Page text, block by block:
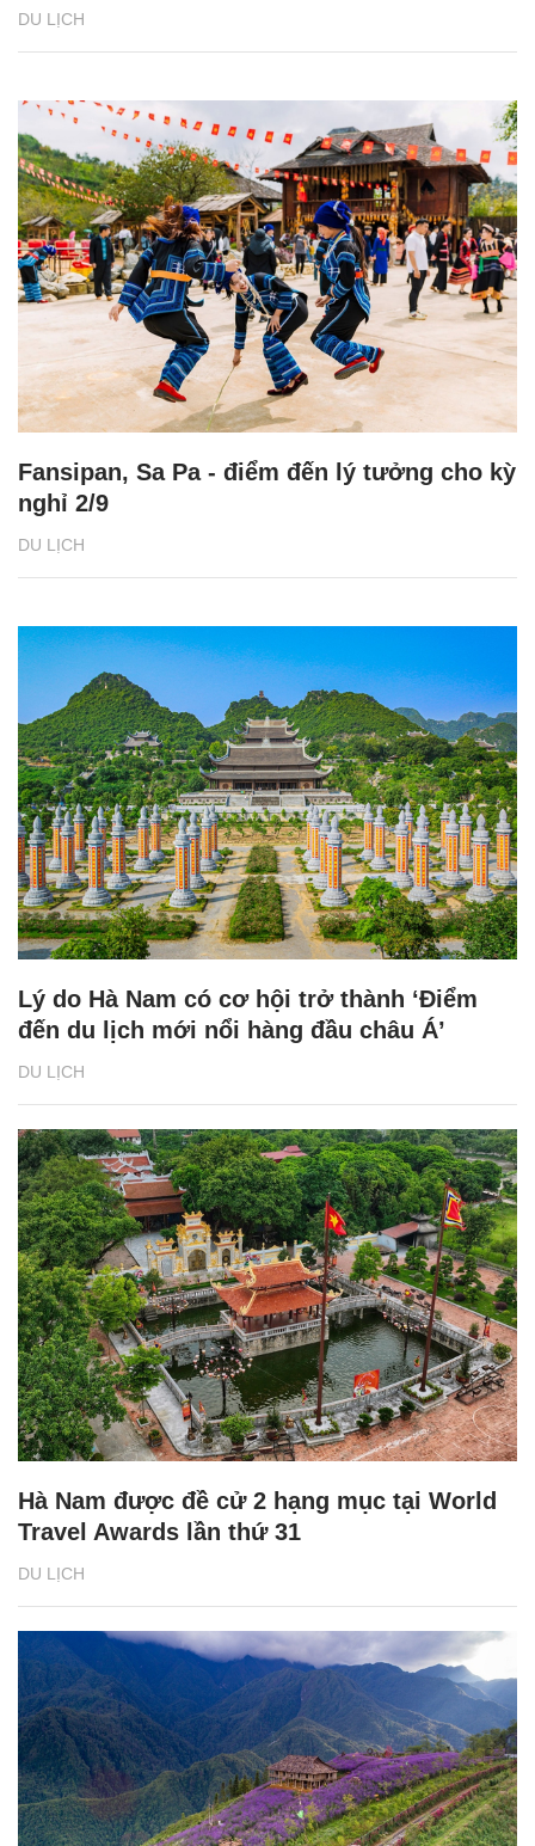
DU LỊCH
DU LỊCH
Fansipan, Sa Pa - điểm đến lý tưởng cho kỳ
nghỉ 2/9
DU LỊCH
Lý do Hà Nam có cơ hội trở thành ‘Điểm
đến du lịch mới nổi hàng đầu châu Á’
DU LỊCH
Hà Nam được đề cử 2 hạng mục tại World
Travel Awards lần thứ 31